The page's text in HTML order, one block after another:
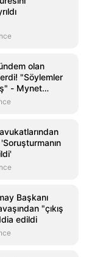
olan
"Söylemler
- Mynet
Başkanı
"çıkış
edildi